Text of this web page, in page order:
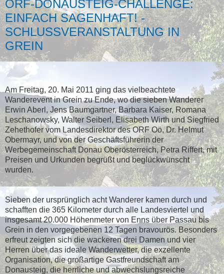
ORF-DONAUSTEIG-CHALLENGE:
EINFACH SAGENHAFT! -
SCHLUSSVERANSTALTUNG IN
GREIN
Am Freitag, 20. Mai 2011 ging das vielbeachtete
Wanderevent in Grein zu Ende, wo die sieben Wanderer
Erwin Aberl, Jens Baumgartner, Barbara Kaiser, Romana
Leschanowsky, Walter Seiberl, Elisabeth Wirth und Siegfried
Zehethofer vom Landesdirektor des ORF Oö, Dr. Helmut
Obermayr, und von der Geschäftsführerin der
Werbegemeinschaft Donau Oberösterreich, Petra Riffert, mit
Preisen und Urkunden begrüßt und beglückwünscht
wurden.
Sieben der ursprünglich acht Wanderer kamen durch und
schafften die 365 Kilometer durch alle Landesviertel und
insgesamt 20.000 Höhenmeter von Enns über Passau bis
Grein in den vorgegebenen 12 Tagen bravourös. Besonders
erfreut zeigten sich die wackeren drei Damen und vier
Herren über das ideale Wanderwetter, die exzellente
Organisation, die großartige Gastfreundschaft am
Donausteig, die herrliche und abwechslungsreiche